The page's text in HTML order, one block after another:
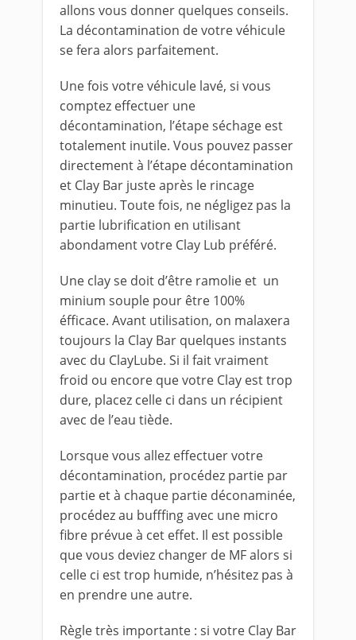
allons vous donner quelques conseils.
La décontamination de votre véhicule
se fera alors parfaitement.
Une fois votre véhicule lavé, si vous
comptez effectuer une
décontamination, l’étape séchage est
totalement inutile. Vous pouvez passer
directement à l’étape décontamination
et Clay Bar juste après le rincage
minutieu. Toute fois, ne négligez pas la
partie lubrification en utilisant
abondament votre Clay Lub préféré.
Une clay se doit d’être ramolie et un
minium souple pour être 100%
éfficace. Avant utilisation, on malaxera
toujours la Clay Bar quelques instants
avec du ClayLube. Si il fait vraiment
froid ou encore que votre Clay est trop
dure, placez celle ci dans un récipient
avec de l’eau tiède.
Lorsque vous allez effectuer votre
décontamination, procédez partie par
partie et à chaque partie déconaminée,
procédez au bufffing avec une micro
fibre prévue à cet effet. Il est possible
que vous deviez changer de MF alors si
celle ci est trop humide, n’hésitez pas à
en prendre une autre.
Règle très importante : si votre Clay Bar